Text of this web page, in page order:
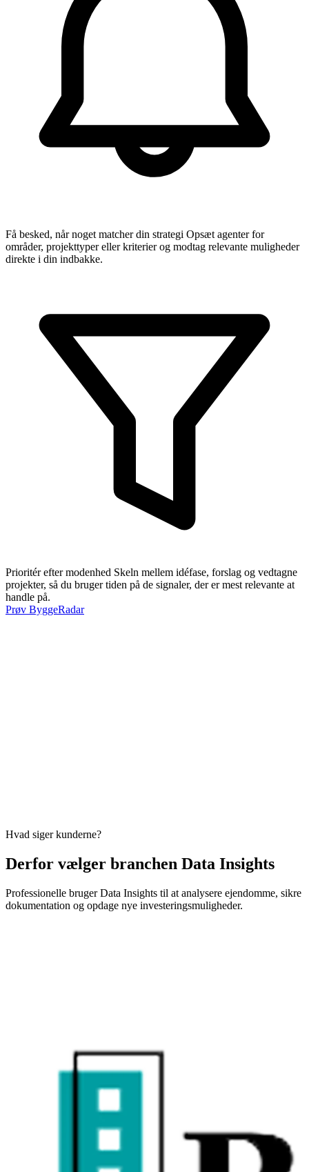
Få besked, når noget matcher din strategi Opsæt agenter for
områder, projekttyper eller kriterier og modtag relevante muligheder
direkte i din indbakke.
Prioritér efter modenhed Skeln mellem idéfase, forslag og vedtagne
projekter, så du bruger tiden på de signaler, der er mest relevante at
handle på.
Prøv ByggeRadar
Hvad siger kunderne?
Derfor vælger branchen Data Insights
Professionelle bruger Data Insights til at analysere ejendomme, sikre
dokumentation og opdage nye investeringsmuligheder.